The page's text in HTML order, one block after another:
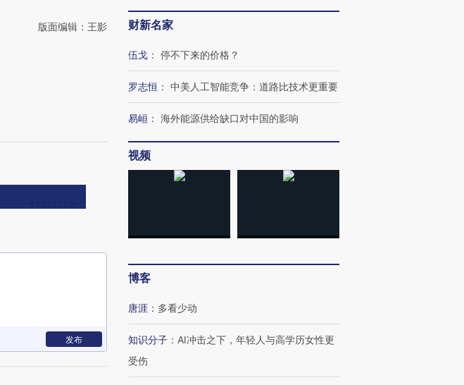
版面编辑：王影
发布
财新名家
伍戈 ： 停不下来的价格？
罗志恒 ： 中美人工智能竞争：道路比技术更重要
易峘 ： 海外能源供给缺口对中国的影响
视频
博客
唐涯 ： 多看少动
知识分子 ： AI冲击之下，年轻人与高学历女性更
受伤